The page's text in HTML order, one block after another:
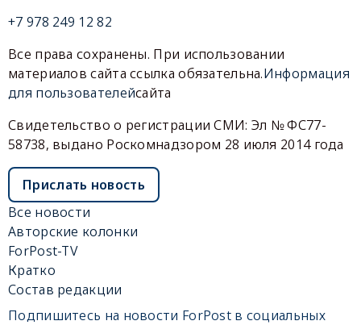
+7 978 249 12 82
Все права сохранены. При использовании
материалов сайта ссылка обязательна.Информация
для пользователейсайта
Свидетельство о регистрации СМИ: Эл № ФС77-
58738, выдано Роскомнадзором 28 июля 2014 года
Прислать новость
Все новости
Авторские колонки
ForPost-TV
Кратко
Состав редакции
Подпишитесь на новости ForPost в социальных